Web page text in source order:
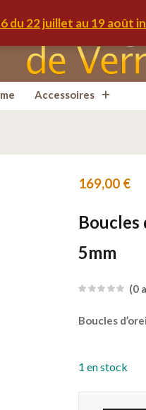
du 22 juillet au 19 août
Accessoires
169,00 €
Boucles
5mm
0
Boucles
1 en stock